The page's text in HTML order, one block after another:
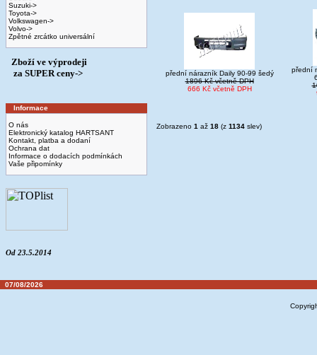
Suzuki->
Toyota->
Volkswagen->
Volvo->
Zpětné zrcátko universální
Zboží ve výprodeji
­ za SUPER ceny->
Informace
O nás
Elektronický katalog HARTSANT
Kontakt, platba a dodaní
Ochrana dat
Informace o dodacích podmínkách
Vaše připomínky
Od 23.5.2014
přední nárazník Daily 90-99 šedý
1896 Kč včetně DPH
666 Kč včetně DPH
přední
Zobrazeno 1 až 18 (z 1134 slev)
07/08/2026